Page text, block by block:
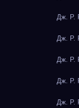
Дж. Р.
Дж. Р.
Дж. Р.
Дж. Р.
Дж. Р.